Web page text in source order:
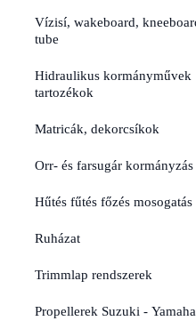
Vízisí, wakeboard,
tube
Hidraulikus kormányművek
tartozékok
Matricák, dekorcsíkok
Orr- és farsugár kormányzás
Hűtés fűtés főzés mosogatás
Ruházat
Trimmlap rendszerek
Propellerek Suzuki - Yamaha